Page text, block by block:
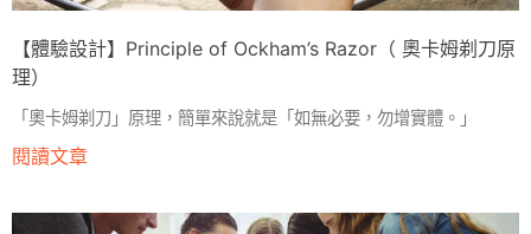
【體驗設計】Principle of Ockham’s Razor（ 奧卡姆剃刀原
理）
「奧卡姆剃刀」原理，簡單來說就是「如無必要，勿增實體。」
閱讀文章